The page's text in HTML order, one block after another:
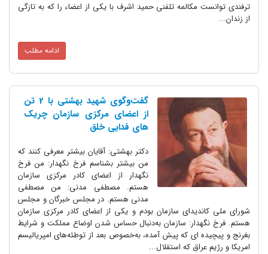
ترفندی توانست مکالمه تلفنی حمید اشرف با یکی از اعضاء را که به تازگی
از زندان...
ادامه مطلب
گفت‌وگوی شهید بهشتی با 2 تن
از اعضای مرکزی سازمان چریک
های فدایی خلق
دکتر بهشتی: آقایان بیشتر معرفی کنند که
من بیشتر بشناسم فرخ نگهدار: من فرخ
نگهدار از اعضای کادر مرکزی سازمان
هستم. مصطفی مدنی: من مصطفی
مدنی هستم. در مجلس خبرگان و مجلس
شورای ملی کاندیدای سازمان بودم و یکی از اعضای کادر مرکزی سازمان
هستم. فرخ نگهدار: سازمان به‌دنبال حساس شدن اوضاع مملکت و شرایط
بغرنج و پیچیده ای که پیش آمده، به‌خصوص بعد از توطئه‌های امپریالیسم
امریکا و رژیم عراق که استقلال...